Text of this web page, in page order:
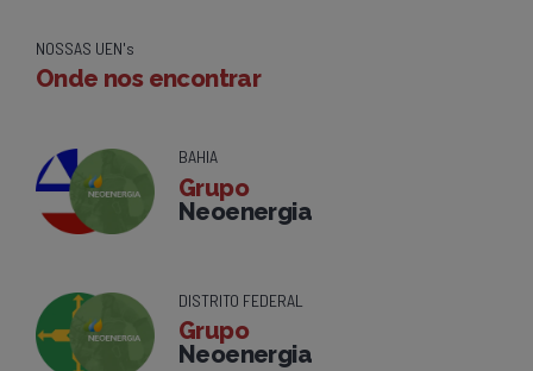
NOSSAS UEN's
Onde nos encontrar
BAHIA
Grupo
Neoenergia
DISTRITO FEDERAL
Grupo
Neoenergia